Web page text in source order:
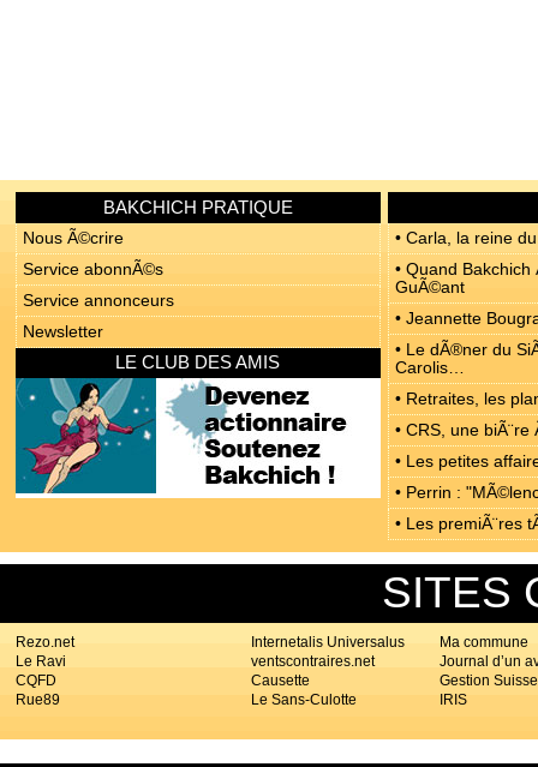
BAKCHICH PRATIQUE
Nous Ã©crire
Service abonnÃ©s
Service annonceurs
Newsletter
LE CLUB DES AMIS
• Carla, la reine
• Quand
GuÃ©ant
• Jeannette
• Le dÃ®ner du
Carolis…
• Retraites, les
• CRS, une
• Les petites
• Perrin :
• Les premiÃ¨res
SITES
Rezo.net
Le Ravi
CQFD
Rue89
Ma commune
Journal d’un
Gestion Suisse
IRIS
Internetalis Universalus
ventscontraires.net
Causette
Le Sans-Culotte